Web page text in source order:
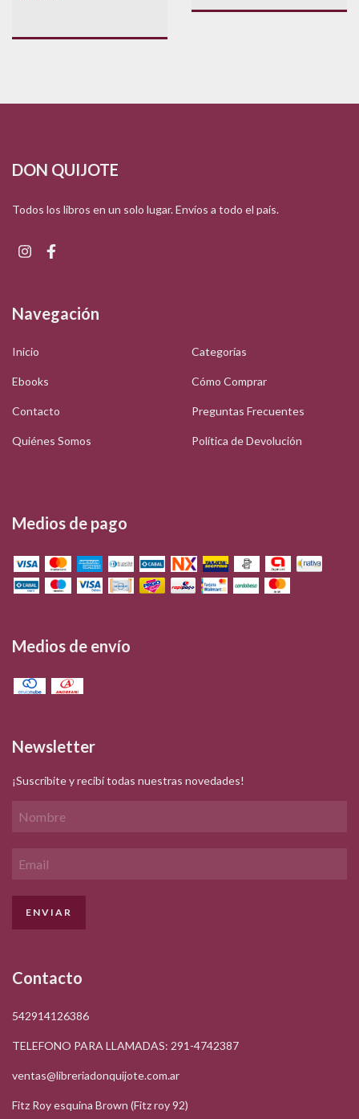
DON QUIJOTE
Todos los libros en un solo lugar. Envíos a todo el país.
Navegación
Inicio Categorías
Ebooks Cómo Comprar
Contacto Preguntas Frecuentes
Quiénes Somos Política de Devolución
Medios de pago
Medios de envío
Newsletter
¡Suscribite y recibí todas nuestras novedades!
Contacto
542914126386
TELEFONO PARA LLAMADAS: 291-4742387
ventas@libreriadonquijote.com.ar
Fitz Roy esquina Brown (Fitz roy 92)